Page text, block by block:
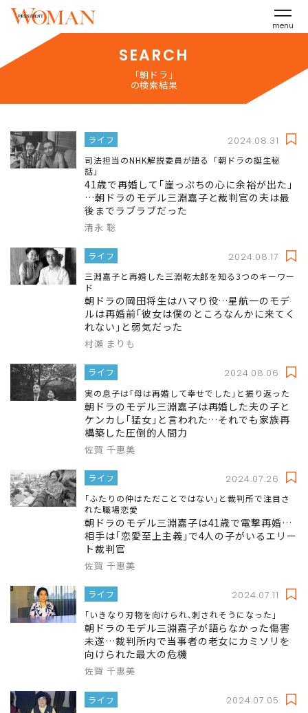
menu
SEARCH
「朝ドラ」
の検索結果
ライフ 2024.08.31
司法担当のNHK解説委員が語る「朝ドラの誕生秘
話」
41歳で再婚して｢崖っぷちの心に余裕が出た｣
…朝ドラのモデル三淵嘉子と裁判官の夫は最
後までラブラブだった
清永 聡
ライフ 2024.08.17
三淵嘉子と再婚した三淵乾太郎を知る3つのキーワー
ド
朝ドラの岡田将生はハマり役…星航一のモデ
ルは再婚前｢彼女は僕のところなんかに来てく
れない｣と弱気だった
村瀬 まりも
ライフ 2024.08.06
実の息子は｢母は再婚して幸せでした｣と振り返った
朝ドラのモデル三淵嘉子は再婚した夫の子と
ケンカし｢猛女｣と言われた…それでも家族再
構築した圧倒的人間力
佐賀 千惠美
ライフ 2024.07.26
｢ふたりの仲はただことではない｣と裁判所で注目さ
れた職場恋愛
朝ドラのモデル三淵嘉子は41歳で電撃再婚…
相手は｢恋愛至上主義｣で4人の子がいるエリー
ト裁判官
佐賀 千惠美
ライフ 2024.07.11
｢いきなり刃物を向けられ､刺されそうになった｣
朝ドラのモデル三淵嘉子が語らなかった傷害
未遂…裁判所内で当事者の老女にカミソリを
向けられた最大の危機
佐賀 千惠美
ライフ 2024.07.05